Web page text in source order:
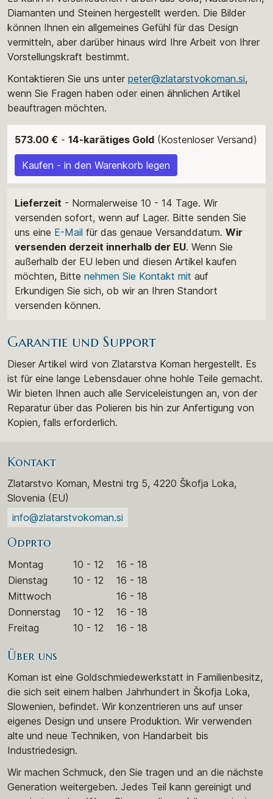
Diamanten und Steinen hergestellt werden. Die Bilder
können Ihnen ein allgemeines Gefühl für das Design
vermitteln, aber darüber hinaus wird Ihre Arbeit von Ihrer
Vorstellungskraft bestimmt.
Kontaktieren Sie uns unter peter@zlatarstvokoman.si,
wenn Sie Fragen haben oder einen ähnlichen Artikel
beauftragen möchten.
573.00 € - 14-karätiges Gold (Kostenloser Versand)
Kaufen - in den Warenkorb legen
Lieferzeit - Normalerweise 10 - 14 Tage. Wir
versenden sofort, wenn auf Lager. Bitte senden Sie
uns eine E-Mail für das genaue Versanddatum. Wir
versenden derzeit innerhalb der EU. Wenn Sie
außerhalb der EU leben und diesen Artikel kaufen
möchten, Bitte nehmen Sie Kontakt mit auf
Erkundigen Sie sich, ob wir an Ihren Standort
versenden können.
Garantie und Support
Dieser Artikel wird von Zlatarstva Koman hergestellt. Es
ist für eine lange Lebensdauer ohne hohle Teile gemacht.
Wir bieten Ihnen auch alle Serviceleistungen an, von der
Reparatur über das Polieren bis hin zur Anfertigung von
Kopien, falls erforderlich.
Kontakt
Zlatarstvo Koman, Mestni trg 5, 4220 Škofja Loka,
Slovenia (EU)
info@zlatarstvokoman.si
Odprto
Montag 10 - 12
16 - 18
Dienstag
10 - 12
16 - 18
Mittwoch
16 - 18
Donnerstag
10 - 12
16 - 18
Freitag
10 - 12 16 - 18
Über uns
Koman ist eine Goldschmiedewerkstatt in Familienbesitz,
die sich seit einem halben Jahrhundert in Škofja Loka,
Slowenien, befindet. Wir konzentrieren uns auf unser
eigenes Design und unsere Produktion. Wir verwenden
alte und neue Techniken, von Handarbeit bis
Industriedesign.
Wir machen Schmuck, den Sie tragen und an die nächste
Generation weitergeben. Jedes Teil kann gereinigt und